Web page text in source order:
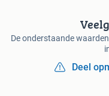
De onderstaande
Deel